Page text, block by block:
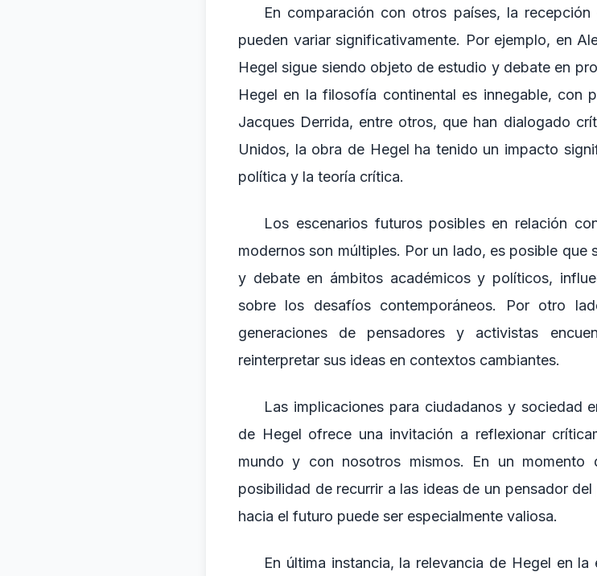
En comparación con otros países, la
pueden variar significativamente. Por ejemplo, en
Hegel sigue siendo objeto de estudio y debate en
Hegel en la filosofía continental es innegable, con
Jacques Derrida, entre otros, que han dialogado
Unidos, la obra de Hegel ha tenido un impacto
política y la teoría crítica.
Los escenarios futuros posibles en relación
modernos son múltiples. Por un lado, es posible
y debate en ámbitos académicos y políticos,
sobre los desafíos contemporáneos. Por otro
generaciones de pensadores y activistas
reinterpretar sus ideas en contextos cambiantes.
Las implicaciones para ciudadanos y sociedad
de Hegel ofrece una invitación a reflexionar
mundo y con nosotros mismos. En un
posibilidad de recurrir a las ideas de un pensador
hacia el futuro puede ser especialmente valiosa.
En última instancia, la relevancia de Hegel en